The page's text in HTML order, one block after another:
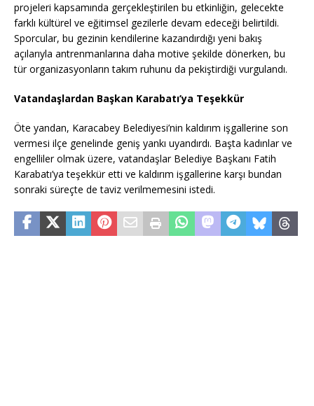
projeleri kapsamında gerçekleştirilen bu etkinliğin, gelecekte
farklı kültürel ve eğitimsel gezilerle devam edeceği belirtildi.
Sporcular, bu gezinin kendilerine kazandırdığı yeni bakış
açılarıyla antrenmanlarına daha motive şekilde dönerken, bu
tür organizasyonların takım ruhunu da pekiştirdiği vurgulandı.
Vatandaşlardan Başkan Karabatı’ya Teşekkür
Öte yandan, Karacabey Belediyesi’nin kaldırım işgallerine son
vermesi ilçe genelinde geniş yankı uyandırdı. Başta kadınlar ve
engelliler olmak üzere, vatandaşlar Belediye Başkanı Fatih
Karabatı’ya teşekkür etti ve kaldırım işgallerine karşı bundan
sonraki süreçte de taviz verilmemesini istedi.